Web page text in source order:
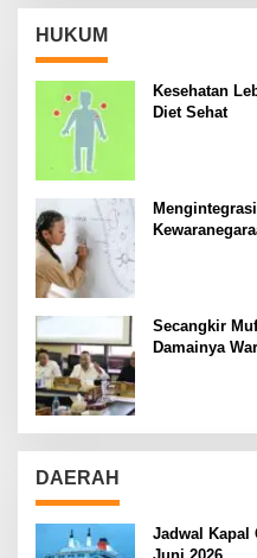
HUKUM
Kesehatan
Diet Sehat
Secangkir
Damainya
DAERAH
Jadwal Kapal